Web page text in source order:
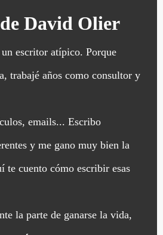
David Olier
escritor atípico. Porque
trabajé años como consultor y
emails... Escribo
y me gano muy bien la
te cuento cómo escribir esas
la parte de ganarse la vida,